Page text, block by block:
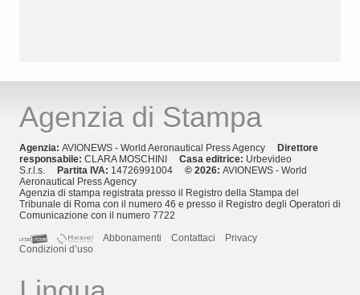
Agenzia di Stampa
Agenzia: AVIONEWS - World Aeronautical Press Agency
Direttore
responsabile: CLARA MOSCHINI Casa editrice: Urbevideo
S.r.l.s.
Partita IVA: 14726991004 © 2026: AVIONEWS - World
Aeronautical Press Agency
Agenzia di stampa registrata presso il Registro della Stampa del
Tribunale di Roma con il numero 46 e presso il Registro degli Operatori di
Comunicazione con il numero 7722
Abbonamenti
Contattaci
Privacy
Condizioni d’uso